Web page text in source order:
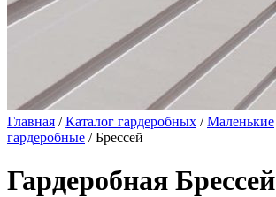
Главная /Каталог гардеробных /Маленькие
гардеробные / Брессей
Гардеробная Брессей